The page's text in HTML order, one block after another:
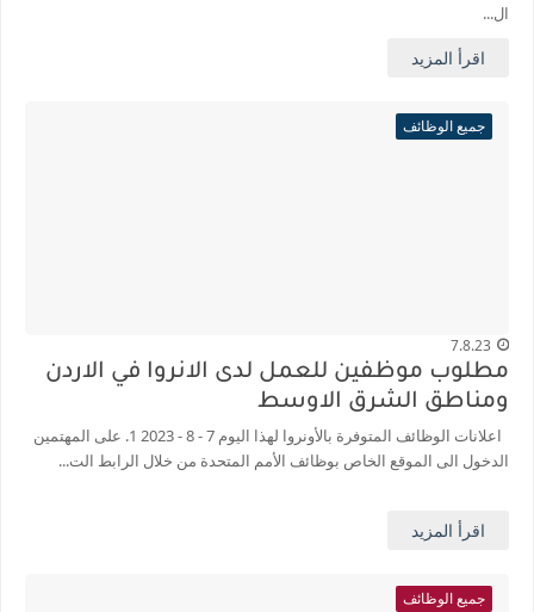
ال...
اقرأ المزيد
جميع الوظائف
7.8.23
مطلوب موظفين للعمل لدى الانروا في الاردن
ومناطق الشرق الاوسط
اعلانات الوظائف المتوفرة بالأونروا لهذا اليوم 7 - 8 - 2023 1. على المهتمين
الدخول الى الموقع الخاص بوظائف الأمم المتحدة من خلال الرابط الت...
اقرأ المزيد
جميع الوظائف